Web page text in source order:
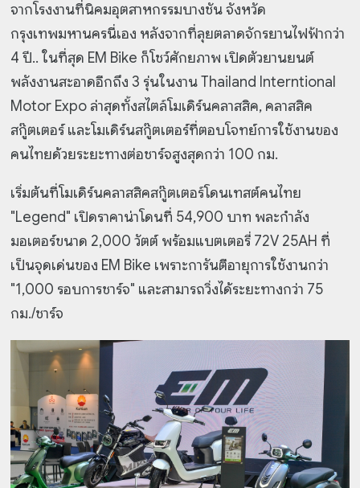
จากโรงงานที่นิคมอุตสาหกรรมบางชัน จังหวัด
กรุงเทพมหานครนี่เอง หลังจากที่ลุยตลาดจักรยานไฟฟ้ากว่า
4 ปี.. ในที่สุด EM Bike ก็โชว์ศักยภาพ เปิดตัวยานยนต์
พลังงานสะอาดอีกถึง 3 รุ่นในงาน Thailand Interntional
Motor Expo ล่าสุดทั้งสไตล์โมเดิร์นคลาสสิค, คลาสสิค
สกู๊ตเตอร์ และโมเดิร์นสกู๊ตเตอร์ที่ตอบโจทย์การใช้งานของ
คนไทยด้วยระยะทางต่อชาร์จสูงสุดกว่า 100 กม.
เริ่มต้นที่โมเดิร์นคลาสสิคสกู๊ตเตอร์โดนเทสต์คนไทย
"Legend" เปิดราคาน่าโดนที่ 54,900 บาท พละกำลัง
มอเตอร์ขนาด 2,000 วัตต์ พร้อมแบตเตอรี่ 72V 25AH ที่
เป็นจุดเด่นของ EM Bike เพราะการันตีอายุการใช้งานกว่า
"1,000 รอบการชาร์จ" และสามารถวิ่งได้ระยะทางกว่า 75
กม./ชาร์จ